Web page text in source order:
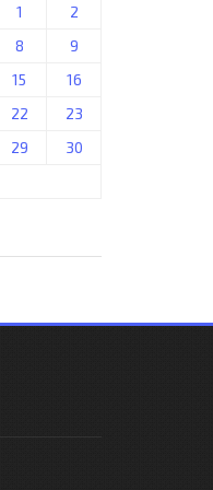
1
2
8
9
15
16
22
23
29
30